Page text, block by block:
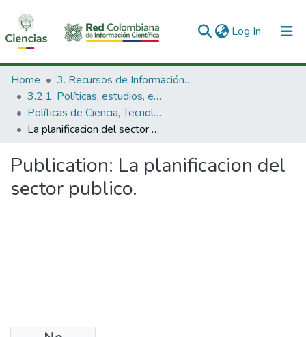
Log In (current)
Communities & Collections
All of DSpace
Statistics
Home
3. Recursos de Información Científica y Tecnológica
3.2.1. Políticas, estudios, evaluaciones e indicadores de CTeI
Políticas de Ciencia, Tecnología e Innovación
La planificacion del sector publico.
Publication: La planificacion del
sector publico.